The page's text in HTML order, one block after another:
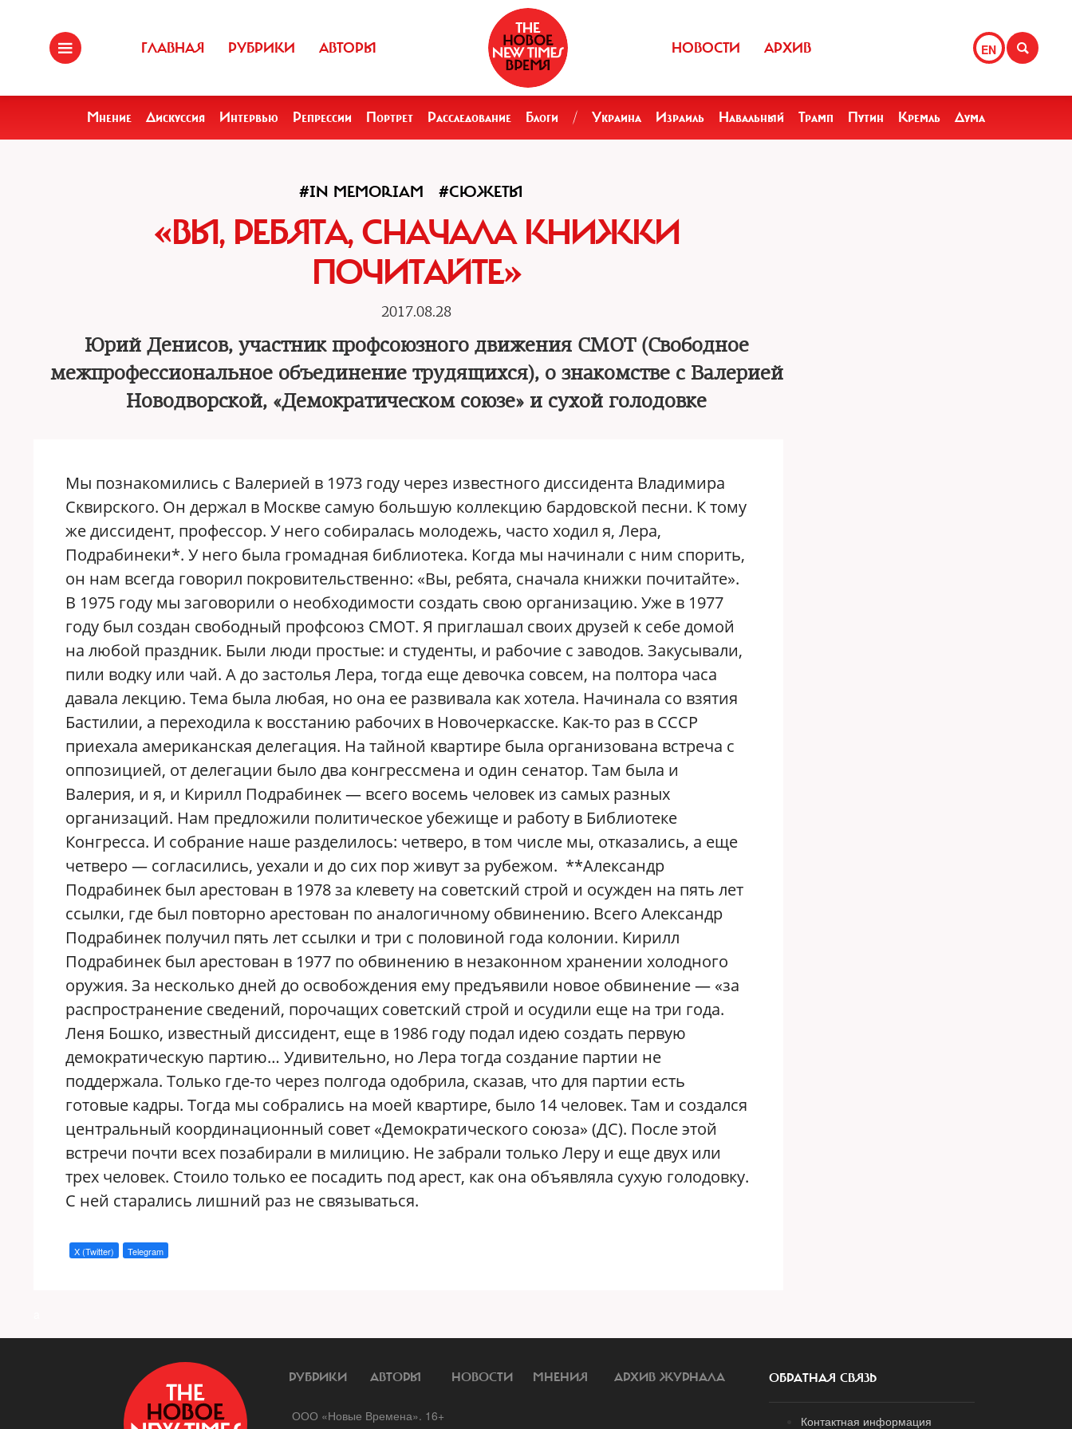
ГЛАВНАЯ РУБРИКИ АВТОРЫ EN
НОВОСТИ АРХИВ
Мнение Дискуссия Интервью Репрессии Портрет Расследование Блоги / Украина Израиль Навальный Трамп Путин Кремль Дума
#IN MEMORIAM #СЮЖЕТЫ
«ВЫ, РЕБЯТА, СНАЧАЛА КНИЖКИ
ПОЧИТАЙТЕ»
2017.08.28
Юрий Денисов, участник профсоюзного движения СМОТ (Свободное
межпрофессиональное объединение трудящихся), о знакомстве с Валерией
Новодворской, «Демократическом союзе» и сухой голодовке
Мы познакомились с Валерией в 1973 году через известного диссидента Владимира
Сквирского. Он держал в Москве самую большую коллекцию бардовской песни. К тому
же диссидент, профессор. У него собиралась молодежь, часто ходил я, Лера,
Подрабинеки*. У него была громадная библиотека. Когда мы начинали с ним спорить,
он нам всегда говорил покровительственно: «Вы, ребята, сначала книжки почитайте».
В 1975 году мы заговорили о необходимости создать свою организацию. Уже в 1977
году был создан свободный профсоюз СМОТ. Я приглашал своих друзей к себе домой
на любой праздник. Были люди простые: и студенты, и рабочие с заводов. Закусывали,
пили водку или чай. А до застолья Лера, тогда еще девочка совсем, на полтора часа
давала лекцию. Тема была любая, но она ее развивала как хотела. Начинала со взятия
Бастилии, а переходила к восстанию рабочих в Новочеркасске. Как-то раз в СССР
приехала американская делегация. На тайной квартире была организована встреча с
оппозицией, от делегации было два конгрессмена и один сенатор. Там была и
Валерия, и я, и Кирилл Подрабинек — всего восемь человек из самых разных
организаций. Нам предложили политическое убежище и работу в Библиотеке
Конгресса. И собрание наше разделилось: четверо, в том числе мы, отказались, а еще
четверо — согласились, уехали и до сих пор живут за рубежом. **Александр
Подрабинек был арестован в 1978 за клевету на советский строй и осужден на пять лет
ссылки, где был повторно арестован по аналогичному обвинению. Всего Александр
Подрабинек получил пять лет ссылки и три с половиной года колонии. Кирилл
Подрабинек был арестован в 1977 по обвинению в незаконном хранении холодного
оружия. За несколько дней до освобождения ему предъявили новое обвинение — «за
распространение сведений, порочащих советский строй и осудили еще на три года.
Леня Бошко, известный диссидент, еще в 1986 году подал идею создать первую
демократическую партию… Удивительно, но Лера тогда создание партии не
поддержала. Только где-то через полгода одобрила, сказав, что для партии есть
готовые кадры. Тогда мы собрались на моей квартире, было 14 человек. Там и создался
центральный координационный совет «Демократического союза» (ДС). После этой
встречи почти всех позабирали в милицию. Не забрали только Леру и еще двух или
трех человек. Стоило только ее посадить под арест, как она объявляла сухую голодовку.
С ней старались лишний раз не связываться.
X (Twitter) Telegram
РУБРИКИ АВТОРЫ НОВОСТИ МНЕНИЯ АРХИВ ЖУРНАЛА
ООО «Новые Времена». 16+
ОБРАТНАЯ СВЯЗЬ
Контактная информация